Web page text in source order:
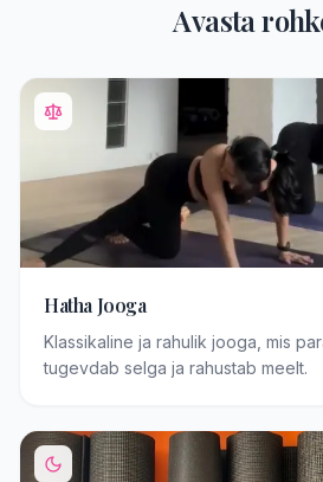
Avasta
Hatha Jooga
Klassikaline ja rahulik jooga, mis
tugevdab selga ja rahustab meelt.